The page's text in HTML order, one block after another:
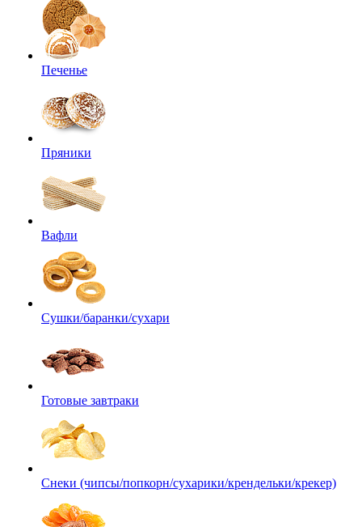
Печенье
Пряники
Вафли
Сушки/баранки/сухари
Готовые завтраки
Снеки (чипсы/попкорн/сухарики/крендельки/крекер)